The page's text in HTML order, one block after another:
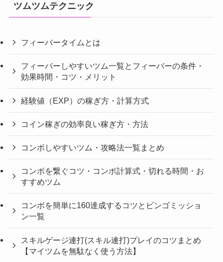
ツムツムテクニック
フィーバータイムとは
フィーバーしやすいツム一覧とフィーバーの条件・
効果時間・コツ・メリット
経験値（EXP）の稼ぎ方・計算方式
コイン稼ぎの効率良い稼ぎ方・方法
コンボしやすいツム・攻略法一覧まとめ
コンボを繋ぐコツ・コンボ計算式・切れる時間・お
すすめツム
コンボを簡単に160達成するコツとビンゴミッショ
ン一覧
スキルゲージ連打(スキル連打)プレイのコツまとめ
【マイツムを無駄なく使う方法】